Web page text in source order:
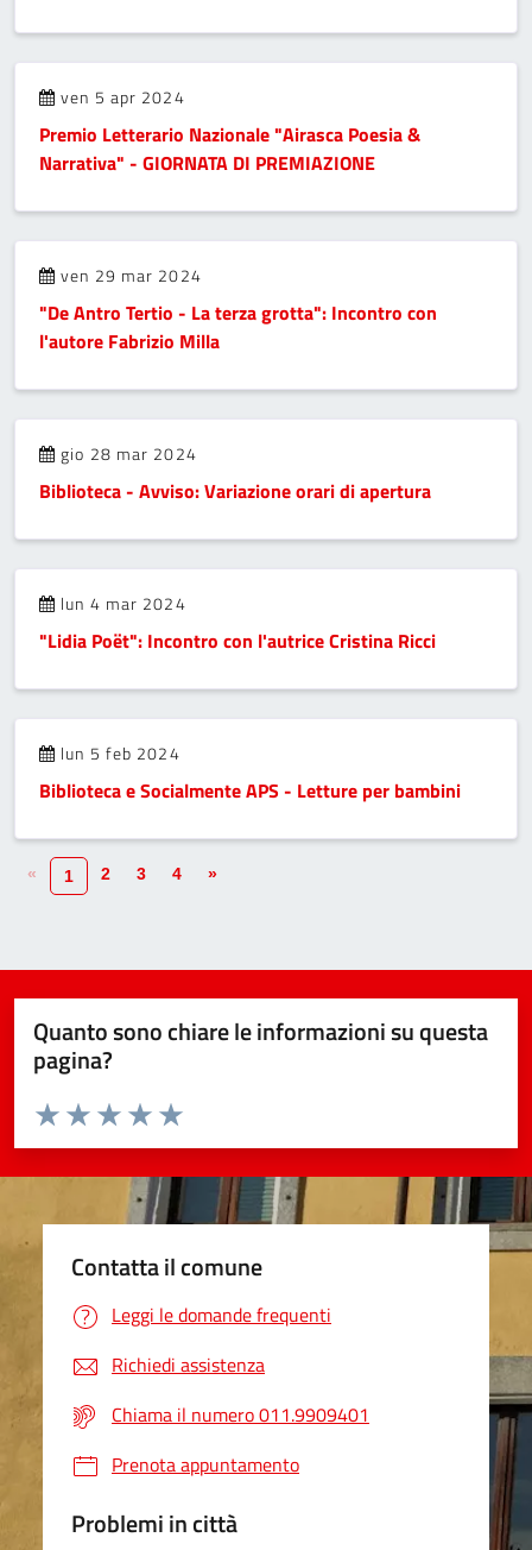
ven 5 apr 2024
Premio Letterario Nazionale "Airasca Poesia &
Narrativa" - GIORNATA DI PREMIAZIONE
ven 29 mar 2024
"De Antro Tertio - La terza grotta": Incontro con
l'autore Fabrizio Milla
gio 28 mar 2024
Biblioteca - Avviso: Variazione orari di apertura
lun 4 mar 2024
"Lidia Poët": Incontro con l'autrice Cristina Ricci
lun 5 feb 2024
Biblioteca e Socialmente APS - Letture per bambini
« 1 2 3 4 »
Quanto sono chiare le informazioni su questa
pagina?
Valuta da 1 a 5 stelle la pagina
Valuta 5 stelle su 5
Valuta 4 stelle su 5
Valuta 3 stelle su 5
Valuta 2 stelle su 5
Valuta 1 stelle su 5
Contatta il comune
Leggi le domande frequenti
Richiedi assistenza
Chiama il numero 011.9909401
Prenota appuntamento
Problemi in città